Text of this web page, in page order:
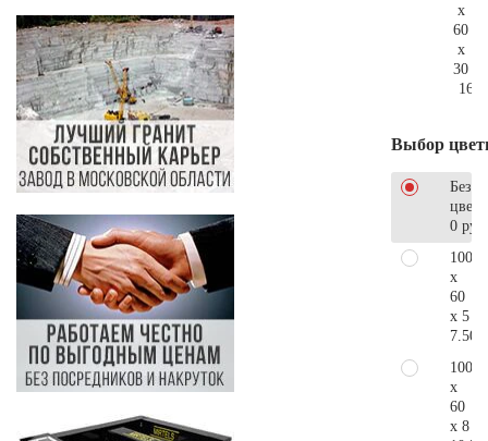
x
60
x
30
Выбор
Без
0 руб.
100
x
60
x 5
100
x
60
x 8